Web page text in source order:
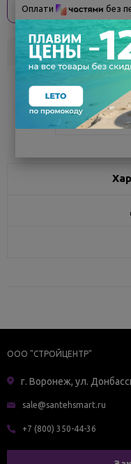
Оплати без
Склад
ООО "СТРОЙЦЕНТР"
г. Воронеж, ул.
sale@santehsmart.ru
+7 (800) 350-44-36